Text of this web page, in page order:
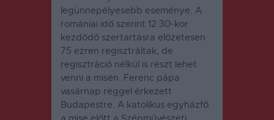
legünnepélyesebb eseménye. A
romániai idő szerint 12.30-kor
kezdődő szertartásra előzetesen
75 ezren regisztráltak, de
regisztráció nélkül is részt lehet
venni a misén. Ferenc pápa
vasárnap reggel érkezett
Budapestre. A katolikus egyházfő